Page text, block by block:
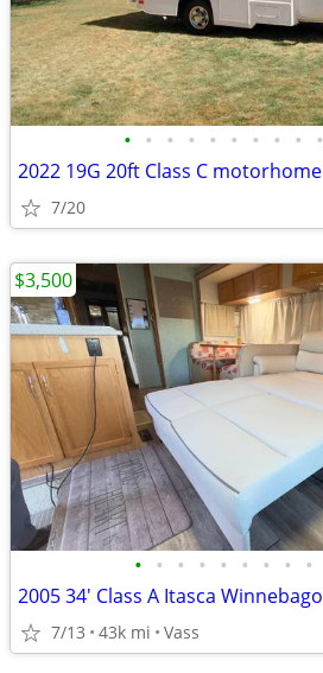
• • • • • • • • • •
2022 19G 20ft Class C motorhome
7/20
• • • • • • • • •
2005 34' Class A Itasca Winnebago
7/13 43k mi Vass
$3,500